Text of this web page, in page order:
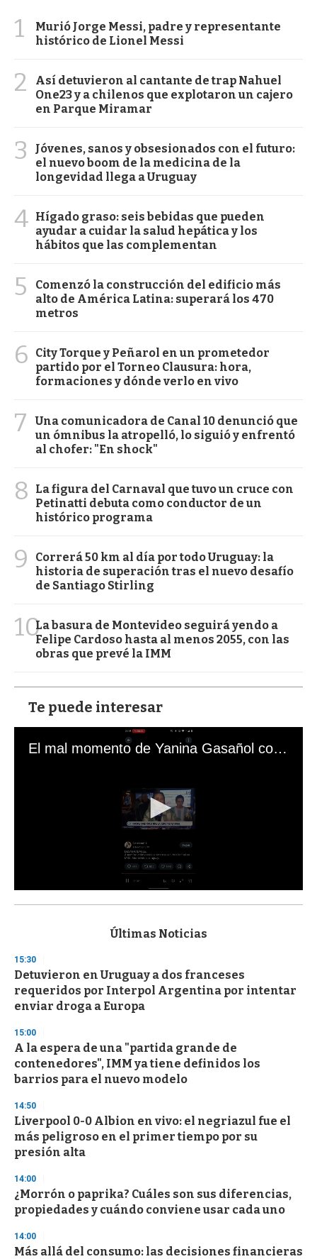
1
Murió Jorge Messi, padre y representante
histórico de Lionel Messi
2
Así detuvieron al cantante de trap Nahuel
One23 y a chilenos que explotaron un cajero
en Parque Miramar
3
Jóvenes, sanos y obsesionados con el futuro:
el nuevo boom de la medicina de la
longevidad llega a Uruguay
4 Hígado graso: seis bebidas que pueden
ayudar a cuidar la salud hepática y los
hábitos que las complementan
5
Comenzó la construcción del edificio más
alto de América Latina: superará los 470
metros
6
City Torque y Peñarol en un prometedor
partido por el Torneo Clausura: hora,
formaciones y dónde verlo en vivo
7
Una comunicadora de Canal 10 denunció que
un ómnibus la atropelló, lo siguió y enfrentó
al chofer: "En shock"
8
La figura del Carnaval que tuvo un cruce con
Petinatti debuta como conductor de un
histórico programa
9
Correrá 50 km al día por todo Uruguay: la
historia de superación tras el nuevo desafío
de Santiago Stirling
10La basura de Montevideo seguirá yendo a
Felipe Cardoso hasta al menos 2055, con las
obras que prevé la IMM
Te puede interesar
El mal momento de Yanina Gasañol con un hincha argentino en "Subrayado"
s
d
s
o
f
3
s
e
c
o
n
Últimas Noticias
15:30
Detuvieron en Uruguay a dos franceses
requeridos por Interpol Argentina por intentar
enviar droga a Europa
15:00
A la espera de una "partida grande de
contenedores", IMM ya tiene definidos los
barrios para el nuevo modelo
14:50
Liverpool 0-0 Albion en vivo: el negriazul fue el
más peligroso en el primer tiempo por su
presión alta
14:00
¿Morrón o paprika? Cuáles son sus diferencias,
propiedades y cuándo conviene usar cada uno
14:00
Más allá del consumo: las decisiones financieras